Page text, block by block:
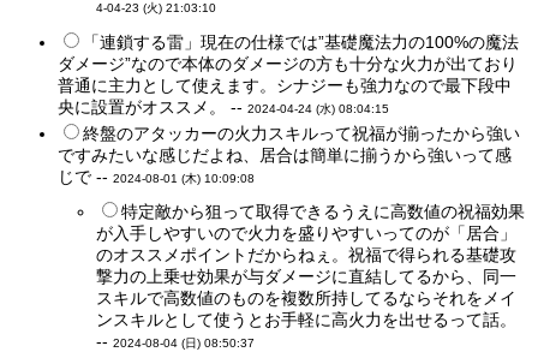
4-04-23 (火) 21:03:10
「連鎖する雷」現在の仕様では”基礎魔法力の100%の魔法
ダメージ”なので本体のダメージの方も十分な火力が出ており
普通に主力として使えます。シナジーも強力なので最下段中
央に設置がオススメ。 --2024-04-24 (水) 08:04:15
終盤のアタッカーの火力スキルって祝福が揃ったから強い
ですみたいな感じだよね、居合は簡単に揃うから強いって感
じで --2024-08-01 (木) 10:09:08
特定敵から狙って取得できるうえに高数値の祝福効果
が入手しやすいので火力を盛りやすいってのが「居合」
のオススメポイントだからねぇ。祝福で得られる基礎攻
撃力の上乗せ効果が与ダメージに直結してるから、同一
スキルで高数値のものを複数所持してるならそれをメイ
ンスキルとして使うとお手軽に高火力を出せるって話。
--2024-08-04 (日) 08:50:37